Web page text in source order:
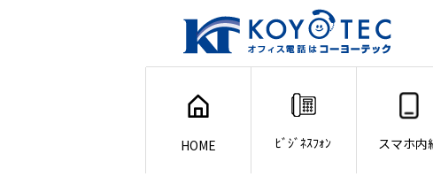
HOME ﾋﾞｼﾞﾈｽﾌｫﾝ スマホ内